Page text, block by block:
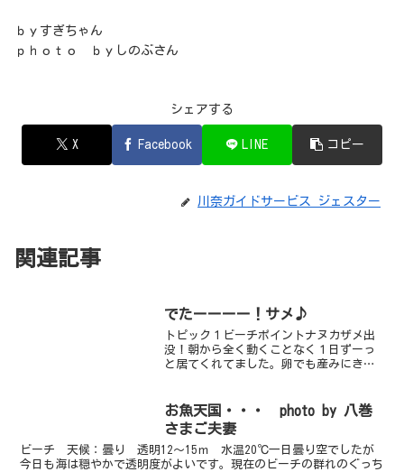
ｂｙすぎちゃん
ｐｈｏｔｏ ｂｙしのぶさん
シェアする
X Facebook LINE コピー
川奈ガイドサービス ジェスター
関連記事
でたーーーー！サメ♪
トピック１ビーチポイントナヌカザメ出
没！朝から全く動くことなく１日ずーっ
と居てくれてました。卵でも産みにきて
ました。場所さほど変わってないのでい
ったいどこに居たんだろう...
お魚天国・・・ photo by 八巻
さまご夫妻
ビーチ 天候：曇り 透明12～15ｍ 水温20℃一日曇り空でしたが
今日も海は穏やかで透明度がよいです。現在のビーチの群れのぐっち